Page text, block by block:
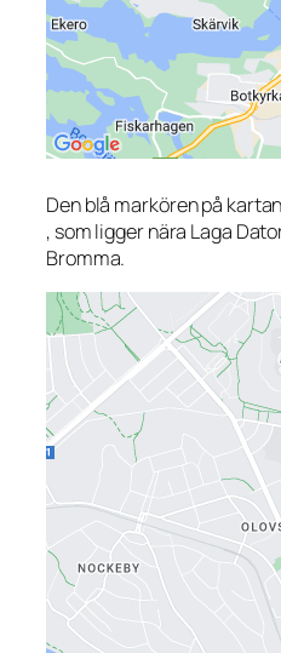
Den blå markören på
, som ligger nära Laga
Bromma.